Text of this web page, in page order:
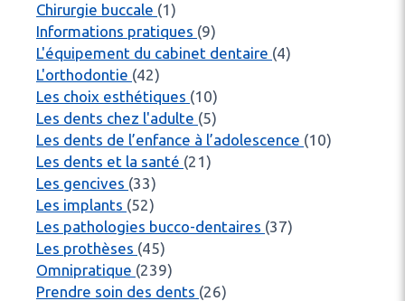
Chirurgie buccale (1)
Informations pratiques (9)
L'équipement du cabinet dentaire (4)
L'orthodontie (42)
Les choix esthétiques (10)
Les dents chez l'adulte (5)
Les dents de l’enfance à l’adolescence (10)
Les dents et la santé (21)
Les gencives (33)
Les implants (52)
Les pathologies bucco-dentaires (37)
Les prothèses (45)
Omnipratique (239)
Prendre soin des dents (26)